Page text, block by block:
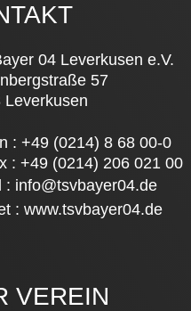
04 Leverkusen e.V.
57
Leverkusen
: +49 (0214) 8 68 00-0
: +49 (0214) 206 021 00
: info@tsvbayer04.de
: www.tsvbayer04.de
VEREIN